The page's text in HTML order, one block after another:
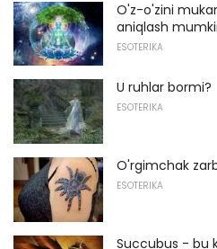
O'z-o'zini
aniqlash
ESOTERIKA
U ruhlar bormi?
ESOTERIKA
O'rgimchak
ESOTERIKA
Succubus - bu